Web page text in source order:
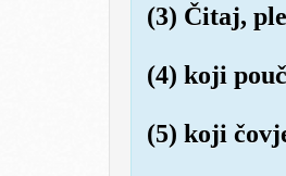
(3) Čitaj,
(4) koji
(5) koji